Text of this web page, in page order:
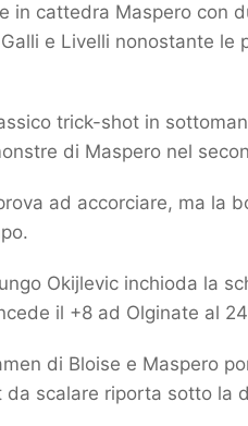
in cattedra Maspero con
e Livelli nonostante le
trick-shot in
di Maspero nel
ad accorciare, ma la
Okijlevic inchioda la
il +8 ad Olginate al
di Bloise e Maspero
da scalare riporta sotto la